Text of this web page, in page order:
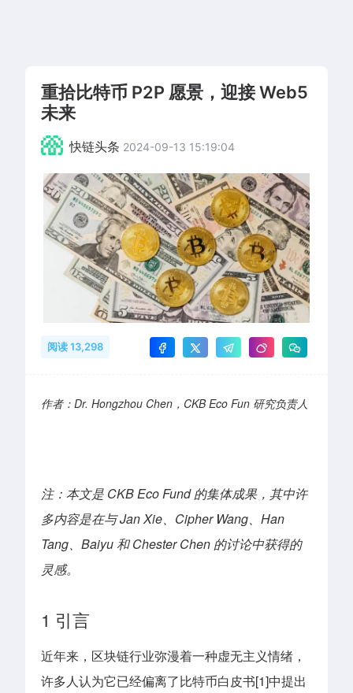
重拾比特币 P2P 愿景，迎接 Web5
未来
快链头条 2024-09-13 15:19:04
阅读 13,298
作者： Dr. Hongzhou Chen， CKB Eco Fun 研究负责人
注：本文是 CKB Eco Fund 的集体成果，其中许
多内容是在与 Jan Xie、Cipher Wang、Han
Tang、Baiyu 和 Chester Chen 的讨论中获得的
灵感。
1 引言
近年来，区块链行业弥漫着一种虚无主义情绪，
许多人认为它已经偏离了比特币白皮书[1]中提出